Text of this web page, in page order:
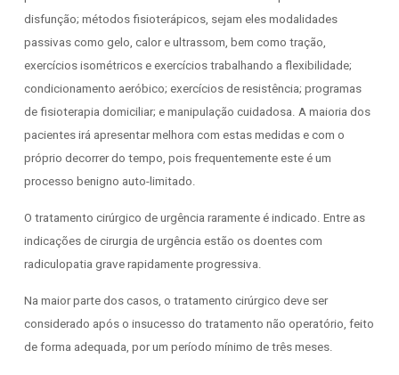
disfunção; métodos fisioterápicos, sejam eles modalidades
passivas como gelo, calor e ultrassom, bem como tração,
exercícios isométricos e exercícios trabalhando a flexibilidade;
condicionamento aeróbico; exercícios de resistência; programas
de fisioterapia domiciliar; e manipulação cuidadosa. A maioria dos
pacientes irá apresentar melhora com estas medidas e com o
próprio decorrer do tempo, pois frequentemente este é um
processo benigno auto-limitado.
O tratamento cirúrgico de urgência raramente é indicado. Entre as
indicações de cirurgia de urgência estão os doentes com
radiculopatia grave rapidamente progressiva.
Na maior parte dos casos, o tratamento cirúrgico deve ser
considerado após o insucesso do tratamento não operatório, feito
de forma adequada, por um período mínimo de três meses.